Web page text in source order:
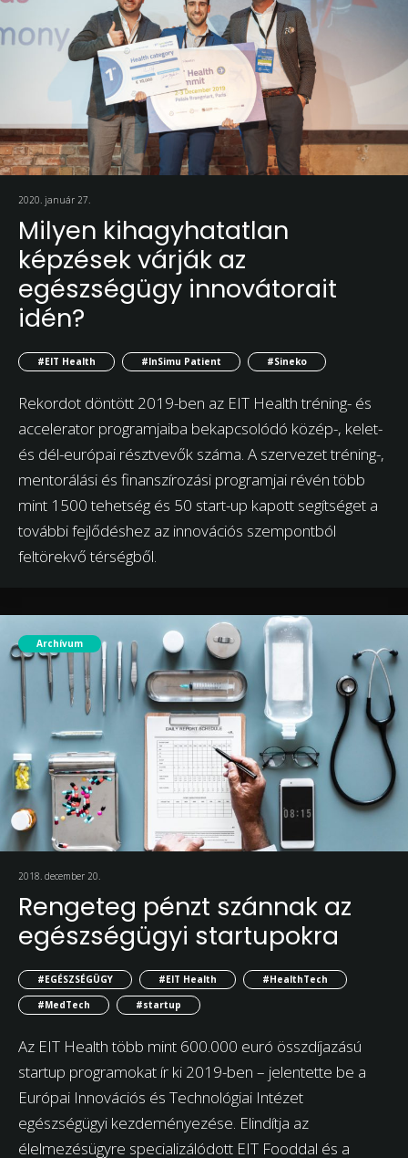
2020. január 27.
Milyen kihagyhatatlan
képzések várják az
egészségügy innovátorait
idén?
#EIT Health #InSimu Patient #Sineko
Rekordot döntött 2019-ben az EIT Health tréning- és
accelerator programjaiba bekapcsolódó közép-, kelet-
és dél-európai résztvevők száma. A szervezet tréning-,
mentorálási és finanszírozási programjai révén több
mint 1500 tehetség és 50 start-up kapott segítséget a
további fejlődéshez az innovációs szempontból
feltörekvő térségből.
Archívum
2018. december 20.
Rengeteg pénzt szánnak az
egészségügyi startupokra
#EGÉSZSÉGÜGY #EIT Health
#HealthTech
#MedTech
#startup
Az EIT Health több mint 600.000 euró összdíjazású
startup programokat ír ki 2019-ben – jelentette be a
Európai Innovációs és Technológiai Intézet
egészségügyi kezdeményezése. Elindítja az
élelmezésügyre specializálódott EIT Fooddal és a